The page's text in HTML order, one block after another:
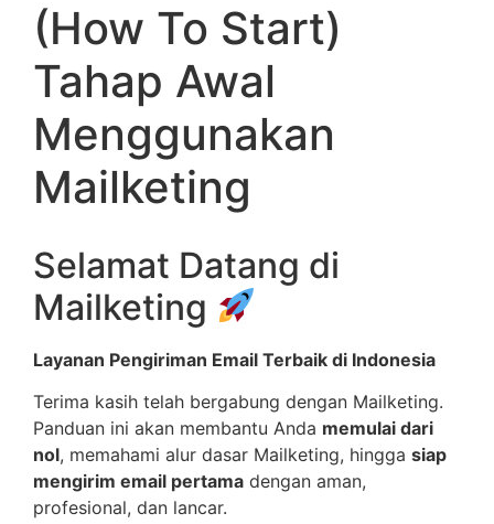
(How To Start)
Tahap Awal
Menggunakan
Mailketing
Selamat Datang di
Mailketing
Layanan Pengiriman Email Terbaik di Indonesia
Terima kasih telah bergabung dengan Mailketing.
Panduan ini akan membantu Anda memulai dari
nol, memahami alur dasar Mailketing, hingga siap
mengirim email pertama dengan aman,
profesional, dan lancar.